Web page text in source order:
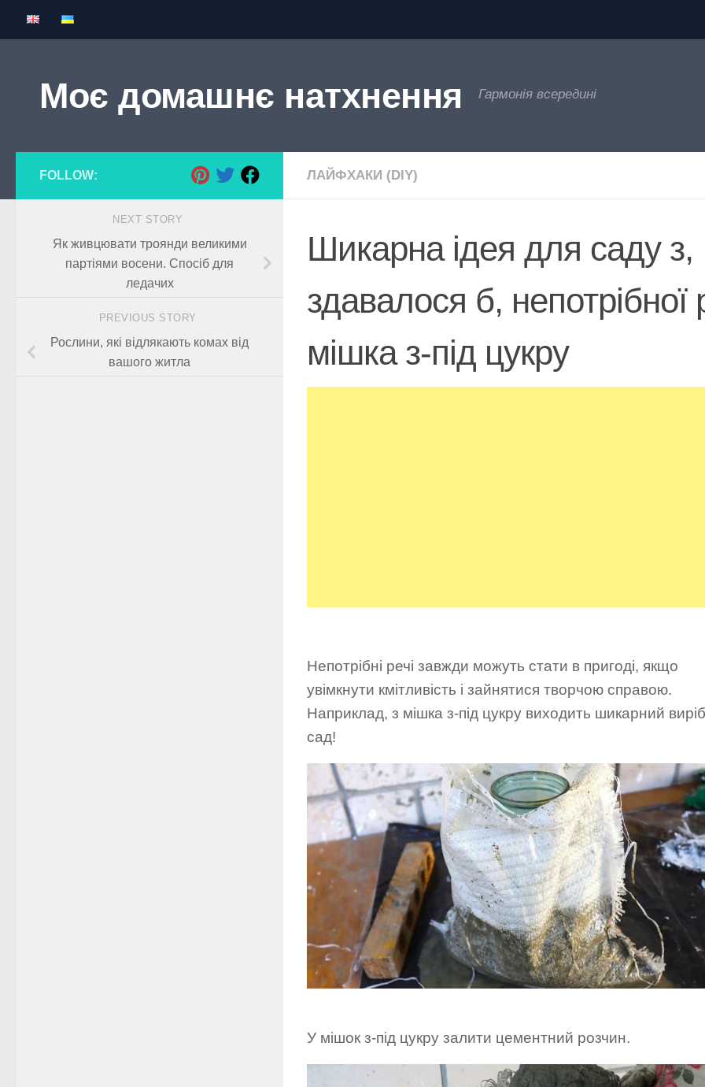
Skip to content
Моє домашнє натхнення Гармонія всередині
ЛАЙФХАКИ (DIY)
Шикарна ідея для саду з,
здавалося б, непотрібної
мішка з-під цукру
Непотрібні речі завжди можуть стати в пригоді, якщо
увімкнути кмітливість і зайнятися творчою справою.
Наприклад, з мішка з-під цукру виходить шикарний
сад!
У мішок з-під цукру залити цементний розчин.
FOLLOW:
NEXT STORY
Як живцювати троянди великими
партіями восени. Спосіб для
ледачих
PREVIOUS STORY
Рослини, які відлякають комах від
вашого житла